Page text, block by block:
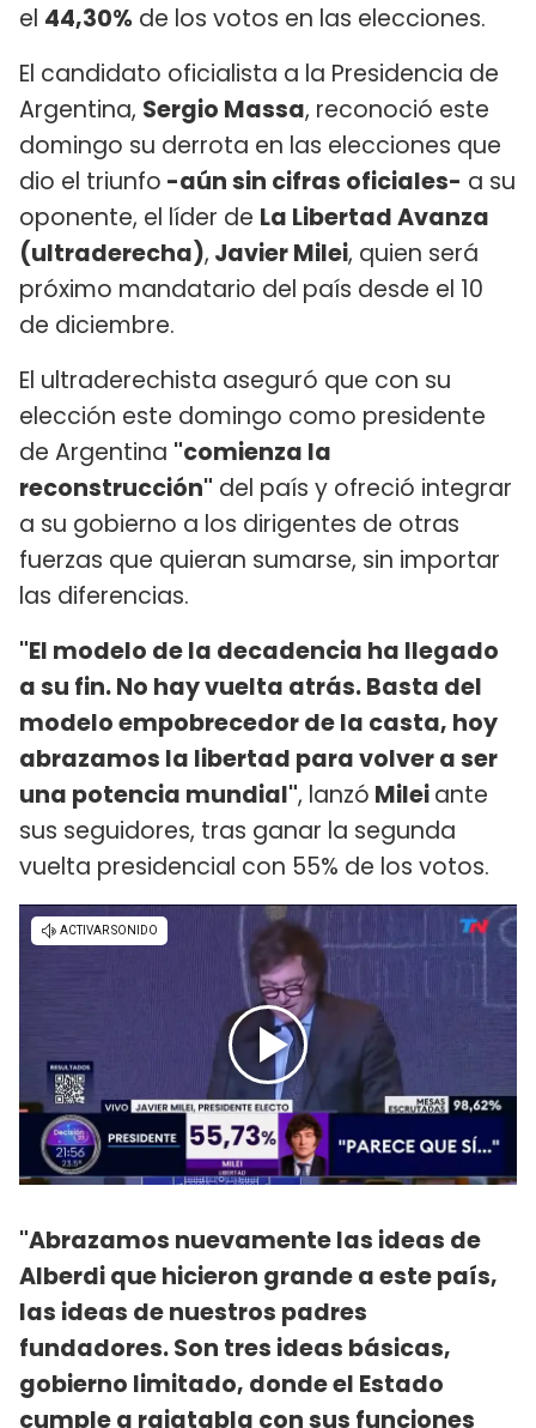
el 44,30% de los votos en las elecciones.
El candidato oficialista a la Presidencia de
Argentina, Sergio Massa, reconoció este
domingo su derrota en las elecciones que
dio el triunfo -aún sin cifras oficiales- a su
oponente, el líder de La Libertad Avanza
(ultraderecha), Javier Milei, quien será
próximo mandatario del país desde el 10
de diciembre.
El ultraderechista aseguró que con su
elección este domingo como presidente
de Argentina "comienza la
reconstrucción" del país y ofreció integrar
a su gobierno a los dirigentes de otras
fuerzas que quieran sumarse, sin importar
las diferencias.
"El modelo de la decadencia ha llegado
a su fin. No hay vuelta atrás. Basta del
modelo empobrecedor de la casta, hoy
abrazamos la libertad para volver a ser
una potencia mundial", lanzó Mileiante
sus seguidores, tras ganar la segunda
vuelta presidencial con 55% de los votos.
"Abrazamos nuevamente las ideas de
Alberdi que hicieron grande a este país,
las ideas de nuestros padres
fundadores. Son tres ideas básicas,
gobierno limitado, donde el Estado
cumple a rajatabla con sus funciones